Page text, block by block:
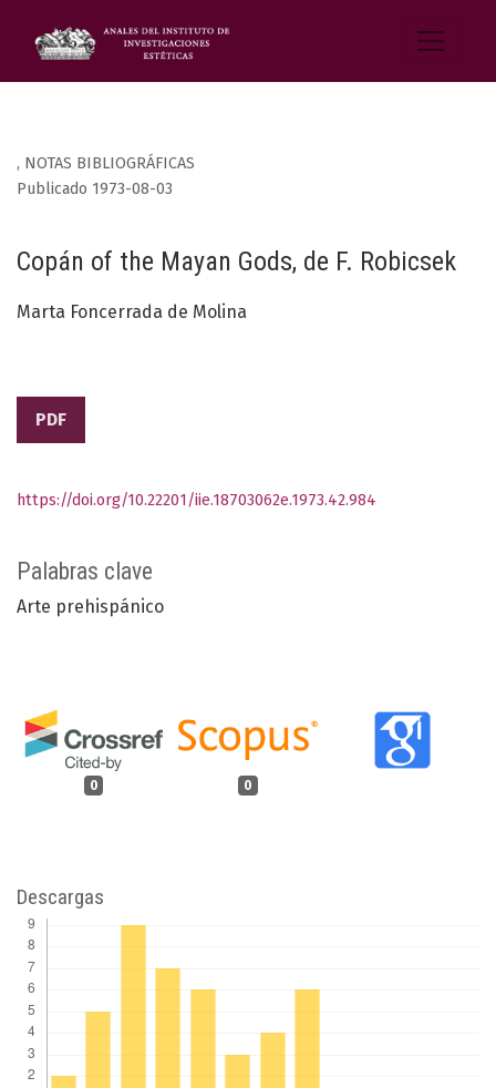
, NOTAS BIBLIOGRÁFICAS
Copán of the Mayan Gods, de F. Robicsek
Publicado 1973-08-03
Marta Foncerrada de Molina
PDF
Palabras clave
Arte prehispánico
0 0
https://doi.org/10.22201/iie.18703062e.1973.42.984
Descargas